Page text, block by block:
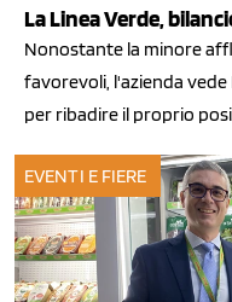
La Linea Verde,
Nonostante la minore
favorevoli, l'azienda
per ribadire il proprio
EVENTI E FIERE